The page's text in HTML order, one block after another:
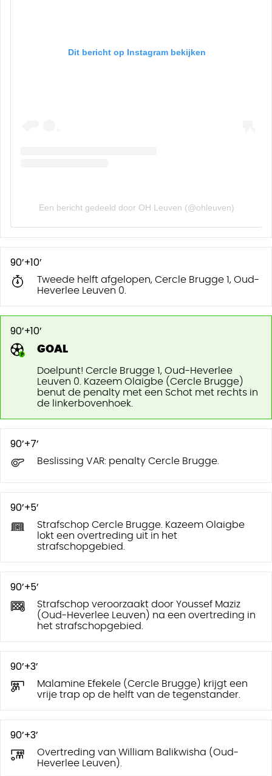
Dit bericht op Instagram bekijken
Een bericht gedeeld door OH Leuven (@ohleuven)
90’+10’
Tweede helft afgelopen, Cercle Brugge 1, Oud-
Heverlee Leuven 0.
90’+10’
GOAL
Doelpunt! Cercle Brugge 1, Oud-Heverlee
Leuven 0. Kazeem Olaigbe (Cercle Brugge)
benut de penalty met een Schot met rechts in
de linkerbovenhoek.
90’+7’
Beslissing VAR: penalty Cercle Brugge.
90’+5’
Strafschop Cercle Brugge. Kazeem Olaigbe
lokt een overtreding uit in het
strafschopgebied.
90’+5’
Strafschop veroorzaakt door Youssef Maziz
(Oud-Heverlee Leuven) na een overtreding in
het strafschopgebied.
90’+3’
Malamine Efekele (Cercle Brugge) krijgt een
vrije trap op de helft van de tegenstander.
90’+3’
Overtreding van William Balikwisha (Oud-
Heverlee Leuven).